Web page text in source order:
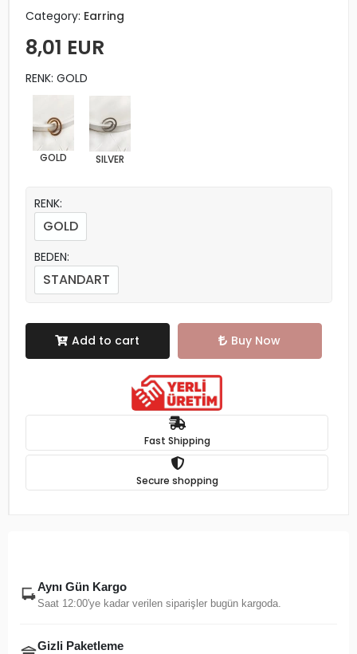
Category: Earring
8,01 EUR
RENK: GOLD
GOLD SILVER
RENK:
GOLD
BEDEN:
STANDART
Add to cart Buy Now
Fast Shipping
Secure shopping
Aynı Gün Kargo
Saat 12:00'ye kadar verilen siparişler bugün kargoda.
Gizli Paketleme